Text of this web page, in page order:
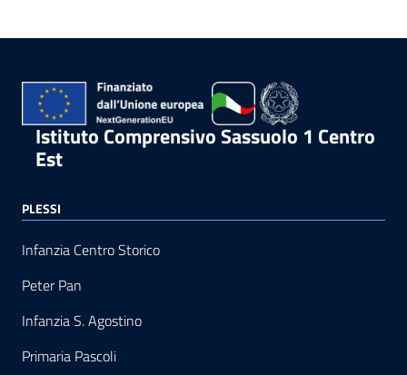
Istituto Comprensivo Sassuolo 1 Centro
Est
PLESSI
Infanzia Centro Storico
Peter Pan
Infanzia S. Agostino
Primaria Pascoli